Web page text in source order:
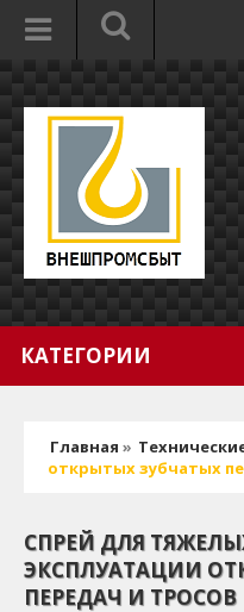
КАТЕГОРИИ
Главная »
открытых зубчатых
СПРЕЙ ДЛЯ
ЭКСПЛУАТАЦИИ
ПЕРЕДАЧ И ТРОСОВ